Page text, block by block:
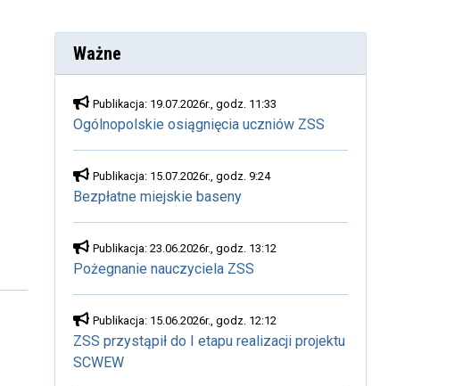
Ważne
Publikacja: 19.07.2026r., godz. 11:33
Ogólnopolskie osiągnięcia uczniów ZSS
Publikacja: 15.07.2026r., godz. 9:24
Bezpłatne miejskie baseny
Publikacja: 23.06.2026r., godz. 13:12
Pożegnanie nauczyciela ZSS
Publikacja: 15.06.2026r., godz. 12:12
ZSS przystąpił do I etapu realizacji projektu
SCWEW